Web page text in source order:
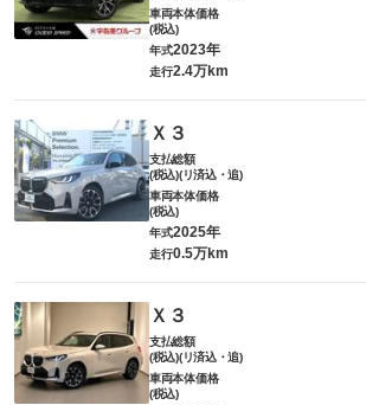
車両本体価格
(税込)
年式2023年
走行2.4万km
Ｘ３
支払総額
(税込)(リ済込・追)
車両本体価格
(税込)
年式2025年
走行0.5万km
Ｘ３
支払総額
(税込)(リ済込・追)
車両本体価格
(税込)